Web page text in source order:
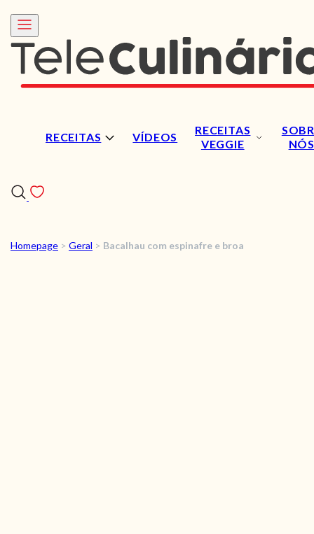
RECEITAS VÍDEOS
RECEITAS
VEGGIE
NÓS
RECEITAS
Homepage > Geral > Bacalhau com espinafre e broa